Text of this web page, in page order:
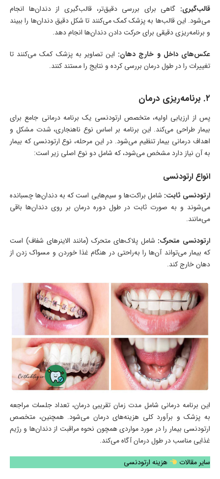
قالب‌گیری: گاهی برای بررسی دقیق‌تر، قالب‌گیری از دندان‌ها انجام
می‌شود. این قالب‌ها به پزشک کمک می‌کنند تا شکل دقیق دندان‌ها را ببیند
و برنامه‌ریزی دقیقی برای حرکت دادن دندان‌ها انجام دهد.
عکس‌های داخل و خارج دهان: این تصاویر به پزشک کمک می‌کنند تا
تغییرات را در طول درمان بررسی کرده و نتایج را مستند کنند.
۲. برنامه‌ریزی درمان
پس از ارزیابی اولیه، متخصص ارتودنسی یک برنامه درمانی جامع برای
بیمار طراحی می‌کند. این برنامه بر اساس نوع ناهنجاری، شدت مشکل و
اهداف درمانی بیمار تنظیم می‌شود. در این مرحله، نوع ارتودنسی که بیمار
به آن نیاز دارد مشخص می‌شود، که شامل دو نوع اصلی زیر است:
انواع ارتودنسی
ارتودنسی ثابت: شامل براکت‌ها و سیم‌هایی است که به دندان‌ها چسبانده
می‌شوند و به صورت ثابت در طول دوره درمان بر روی دندان‌ها باقی
می‌مانند.
ارتودنسی متحرک: شامل پلاک‌های متحرک (مانند الاینرهای شفاف) است
که بیمار می‌تواند آن‌ها را به‌راحتی در هنگام غذا خوردن و مسواک زدن از
دهان خارج کند.
این برنامه درمانی شامل مدت زمان تقریبی درمان، تعداد جلسات مراجعه
به پزشک و برآورد کلی هزینه‌های درمان می‌شود. همچنین، متخصص
ارتودنسی بیمار را در مورد مواردی همچون نحوه مراقبت از دندان‌ها و رژیم
غذایی مناسب در طول درمان آگاه می‌کند.
سایر مقالات
هزینه ارتودنسی